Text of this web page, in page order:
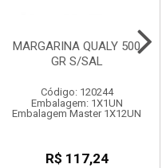
MARGARINA QUALY 500
GR S/SAL
Código: 120244
Embalagem: 1X1UN
Embalagem Master 1X12UN
R$ 117,24